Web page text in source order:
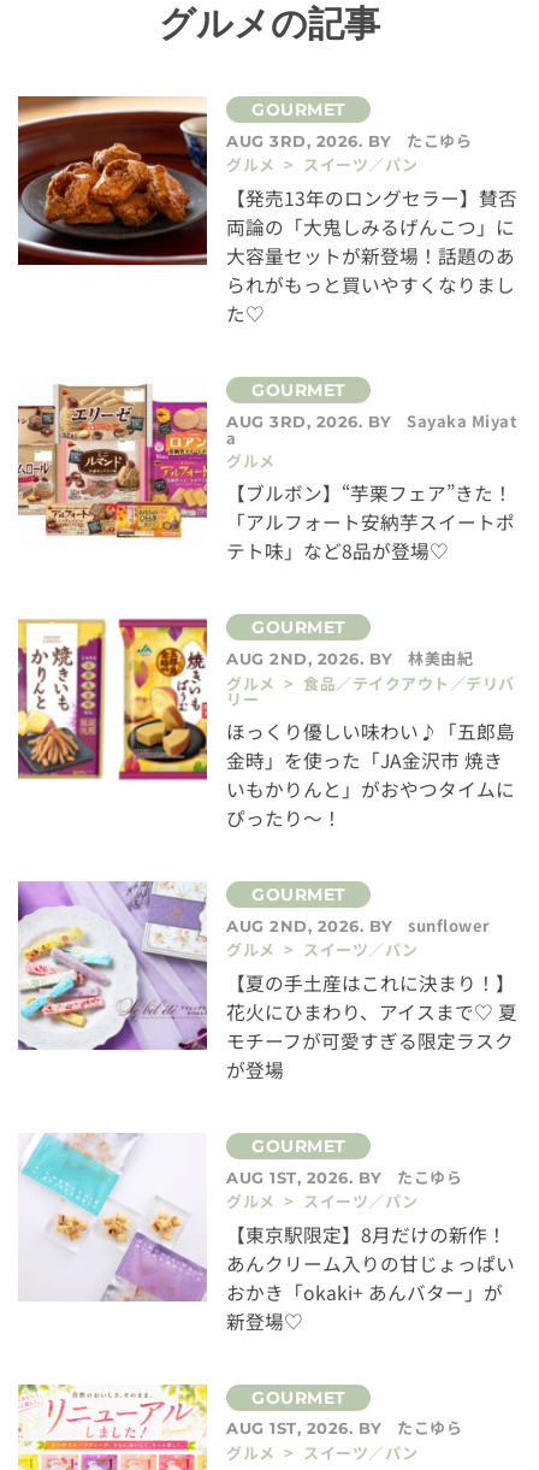
グルメの記事
AUG 3RD, 2026. BY
たこゆら
グルメ > スイーツ／パン
【発売13年のロングセラー】賛否
両論の「大鬼しみるげんこつ」に
大容量セットが新登場！話題のあ
られがもっと買いやすくなりまし
た♡
AUG 3RD, 2026. BY Sayaka Miyat
a
グルメ
【ブルボン】“芋栗フェア”きた！
「アルフォート安納芋スイートポ
テト味」など8品が登場♡
AUG 2ND, 2026. BY
林美由紀
グルメ > 食品／テイクアウト／デリバ
リー
ほっくり優しい味わい♪「五郎島
金時」を使った「JA金沢市 焼き
いもかりんと」がおやつタイムに
ぴったり～！
AUG 2ND, 2026. BY
sunflower
グルメ > スイーツ／パン
【夏の手土産はこれに決まり！】
花火にひまわり、アイスまで♡ 夏
モチーフが可愛すぎる限定ラスク
が登場
AUG 1ST, 2026. BY
たこゆら
グルメ > スイーツ／パン
【東京駅限定】8月だけの新作！
あんクリーム入りの甘じょっぱい
おかき「okaki+ あんバター」が
新登場♡
AUG 1ST, 2026. BY
たこゆら
グルメ > スイーツ／パン